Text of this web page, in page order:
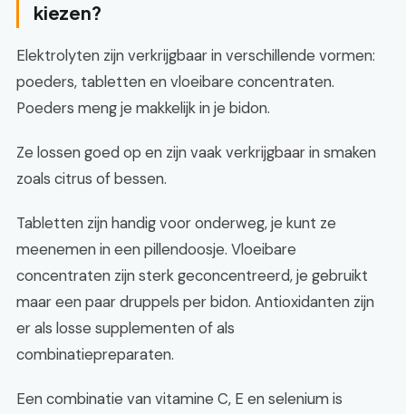
kiezen?
Elektrolyten zijn verkrijgbaar in verschillende vormen:
poeders, tabletten en vloeibare concentraten.
Poeders meng je makkelijk in je bidon.
Ze lossen goed op en zijn vaak verkrijgbaar in smaken
zoals citrus of bessen.
Tabletten zijn handig voor onderweg, je kunt ze
meenemen in een pillendoosje. Vloeibare
concentraten zijn sterk geconcentreerd, je gebruikt
maar een paar druppels per bidon. Antioxidanten zijn
er als losse supplementen of als
combinatiepreparaten.
Een combinatie van vitamine C, E en selenium is